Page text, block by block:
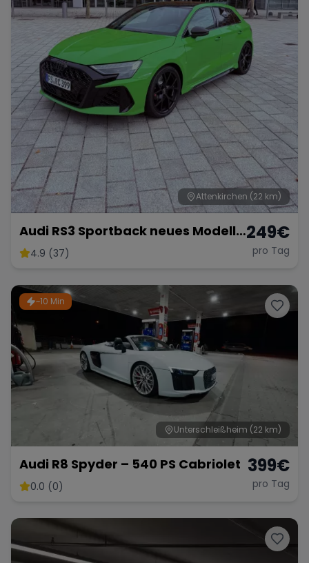
Attenkirchen (22 km)
Audi RS3 Sportback neues Modell
2025
4.9 (37)
249€
pro Tag
~10 Min
Unterschleißheim (22 km)
Audi R8 Spyder – 540 PS Cabriolet
0.0 (0)
399€
pro Tag